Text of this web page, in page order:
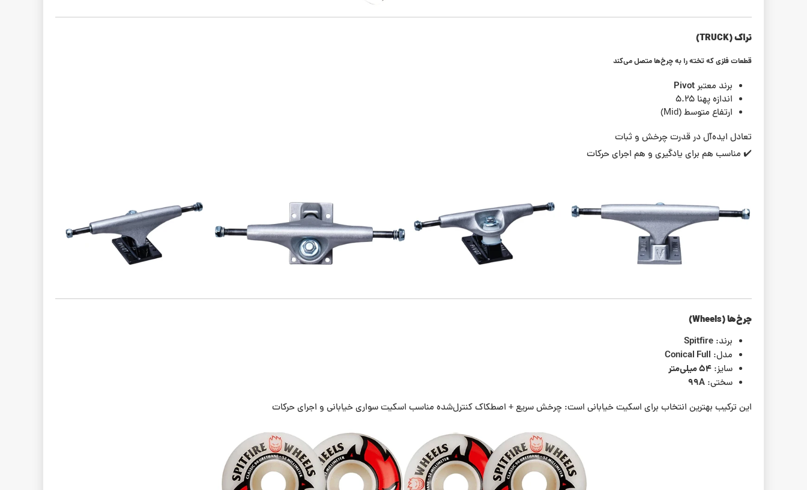
تراک (TRUCK)
قطعات فلزی که تخته را به چرخ‌ها متصل می‌کند
برند معتبرPivot
اندازه پهنا ۵.۲۵
ارتفاع متوسط (Mid)
تعادل ایده‌آل در قدرت چرخش و ثبات
✔️ مناسب هم برای یادگیری و هم اجرای حرکات
چرخ‌ها (Wheels)
برند: Spitfire
مدل: Conical Full
سایز: ۵۴ میلی‌متر
سختی: 99A
این ترکیب بهترین انتخاب برای اسکیت خیابانی است: چرخش سریع + اصطکاک کنترل‌شده مناسب اسکیت سواری خیابانی و اجرای حرکات